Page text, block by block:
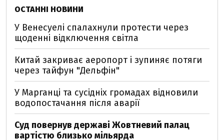
ОСТАННІ НОВИНИ
У Венесуелі спалахнули протести через
щоденні відключення світла
Китай закриває аеропорт і зупиняє потяги
через тайфун "Дельфін"
У Марганці та сусідніх громадах відновили
водопостачання після аварії
Суд повернув державі Жовтневий палац
вартістю близько мільярда